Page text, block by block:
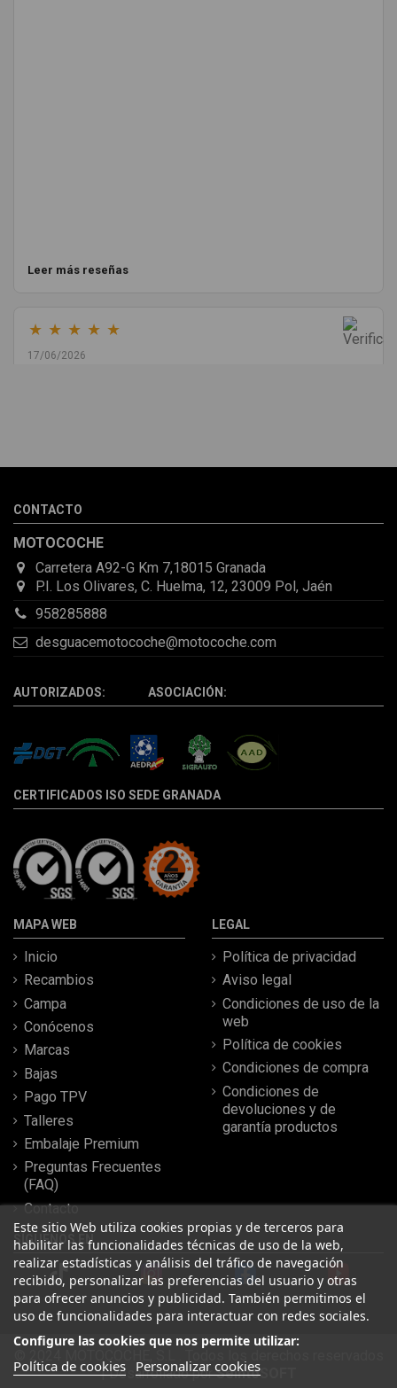
Leer más reseñas
★ ★ ★ ★ ★
17/06/2026
la pieza llegó correcta y bien embalada, además de llegarme 2
CONTACTO
MOTOCOCHE
Carretera A92-G Km 7,18015 Granada
P.I. Los Olivares, C. Huelma, 12, 23009 Pol, Jaén
958285888
desguacemotocoche@motocoche.com
AUTORIZADOS: ASOCIACIÓN:
CERTIFICADOS ISO SEDE GRANADA
MAPA WEB
Inicio
Recambios
Campa
Conócenos
Marcas
Bajas
Pago TPV
Talleres
Embalaje Premium
Preguntas Frecuentes
(FAQ)
Contacto
LEGAL
Política de privacidad
Aviso legal
Condiciones de uso de la
web
Política de cookies
Condiciones de compra
Condiciones de
devoluciones y de
garantía productos
Este sitio Web utiliza cookies propias y de terceros para
habilitar las funcionalidades técnicas de uso de la web,
realizar estadísticas y análisis del tráfico de navegación
recibido, personalizar las preferencias del usuario y otras
para ofrecer anuncios y publicidad. También permitimos el
uso de funcionalidades para interactuar con redes sociales.
Configure las cookies que nos permite utilizar:
Política de cookies Personalizar cookies
SÍGUENOS EN
| Desarrollado porSeintoSOFT